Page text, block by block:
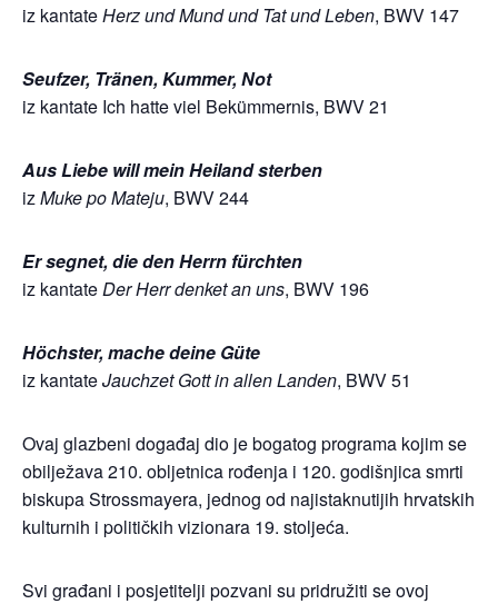
iz kantateHerz und Mund und Tat und Leben, BWV 147
Seufzer, Tränen, Kummer, Not
iz kantate Ich hatte viel Bekümmernis, BWV 21
Aus Liebe will mein Heiland sterben
izMuke po Mateju, BWV 244
Er segnet, die den Herrn fürchten
iz kantateDer Herr denket an uns, BWV 196
Höchster, mache deine Güte
iz kantateJauchzet Gott in allen Landen, BWV 51
Ovaj glazbeni događaj dio je bogatog programa kojim se
obilježava 210. obljetnica rođenja i 120. godišnjica smrti
biskupa Strossmayera, jednog od najistaknutijih hrvatskih
kulturnih i političkih vizionara 19. stoljeća.
Svi građani i posjetitelji pozvani su pridružiti se ovoj